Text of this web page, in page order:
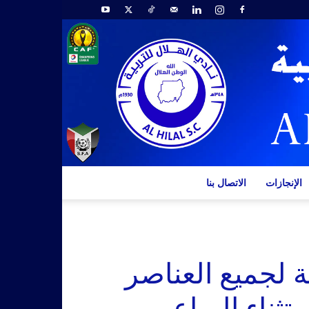
الاتصال بنا الإنجازات
لجميع العناصر